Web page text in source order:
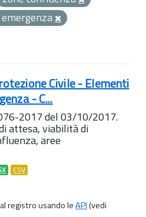
Civile - Elementi
- C...
2017 del 03/10/2017.
attesa, viabilità di
aree
CSV
registro usando leAPI(vedi